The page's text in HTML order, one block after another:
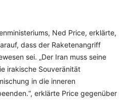
Ned Price, erklärte,
dass der Raketenangriff
sei. „Der Iran muss seine
irakische Souveränität
in die inneren
erklärte Price gegenüber